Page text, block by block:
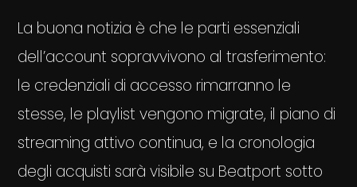
La buona notizia è che le parti essenziali
dell’account sopravvivono al trasferimento:
le credenziali di accesso rimarranno le
stesse, le playlist vengono migrate, il piano di
streaming attivo continua, e la cronologia
degli acquisti sarà visibile su Beatport sotto